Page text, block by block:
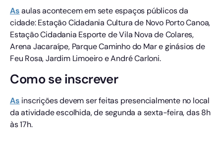
Asaulas acontecem em sete espaços públicos da
cidade: Estação Cidadania Cultura de Novo Porto Canoa,
Estação Cidadania Esporte de Vila Nova de Colares,
Arena Jacaraípe, Parque Caminho do Mar e ginásios de
Feu Rosa, Jardim Limoeiro e André Carloni.
Como se inscrever
As inscrições devem ser feitas presencialmente no local
da atividade escolhida, de segunda a sexta-feira, das 8h
às 17h.